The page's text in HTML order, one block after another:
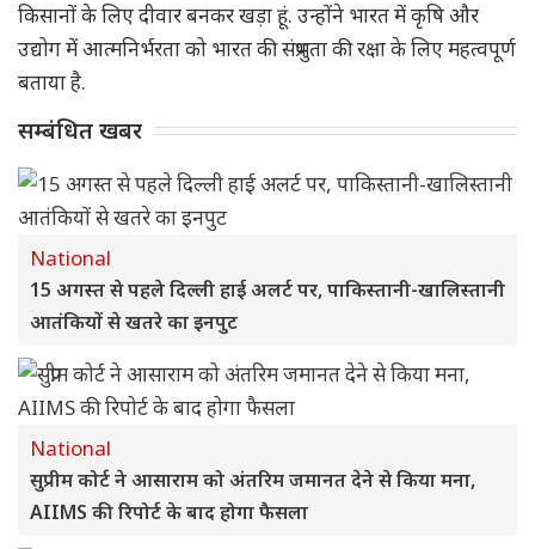
किसानों के लिए दीवार बनकर खड़ा हूं. उन्होंने भारत में कृषि और
उद्योग में आत्मनिर्भरता को भारत की संप्रभुता की रक्षा के लिए महत्वपूर्ण
बताया है.
सम्बंधित खबर
National
15 अगस्त से पहले दिल्ली हाई अलर्ट पर, पाकिस्तानी-खालिस्तानी
आतंकियों से खतरे का इनपुट
National
सुप्रीम कोर्ट ने आसाराम को अंतरिम जमानत देने से किया मना,
AIIMS की रिपोर्ट के बाद होगा फैसला